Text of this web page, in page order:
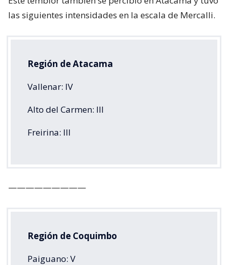
las siguientes intensidades en la escala de Mercalli.
Región de Atacama
Vallenar: IV
Alto del Carmen: III
Freirina: III
—————————
Región de Coquimbo
Paiguano: V